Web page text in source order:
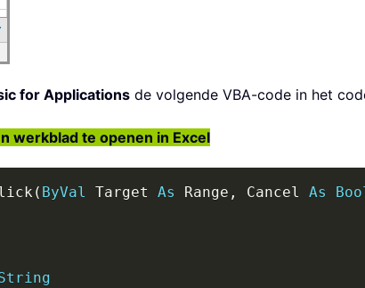
for Applications de volgende VBA-code in het
werkblad te openen in Excel
( ByVal Target As Range , Cancel As